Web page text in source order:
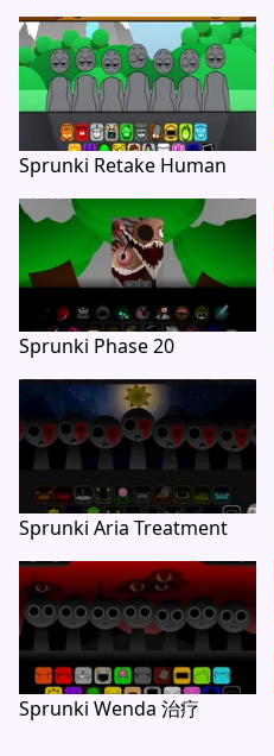
Sprunki Retake Human
Sprunki Phase 20
Sprunki Aria Treatment
Sprunki Wenda 治疗